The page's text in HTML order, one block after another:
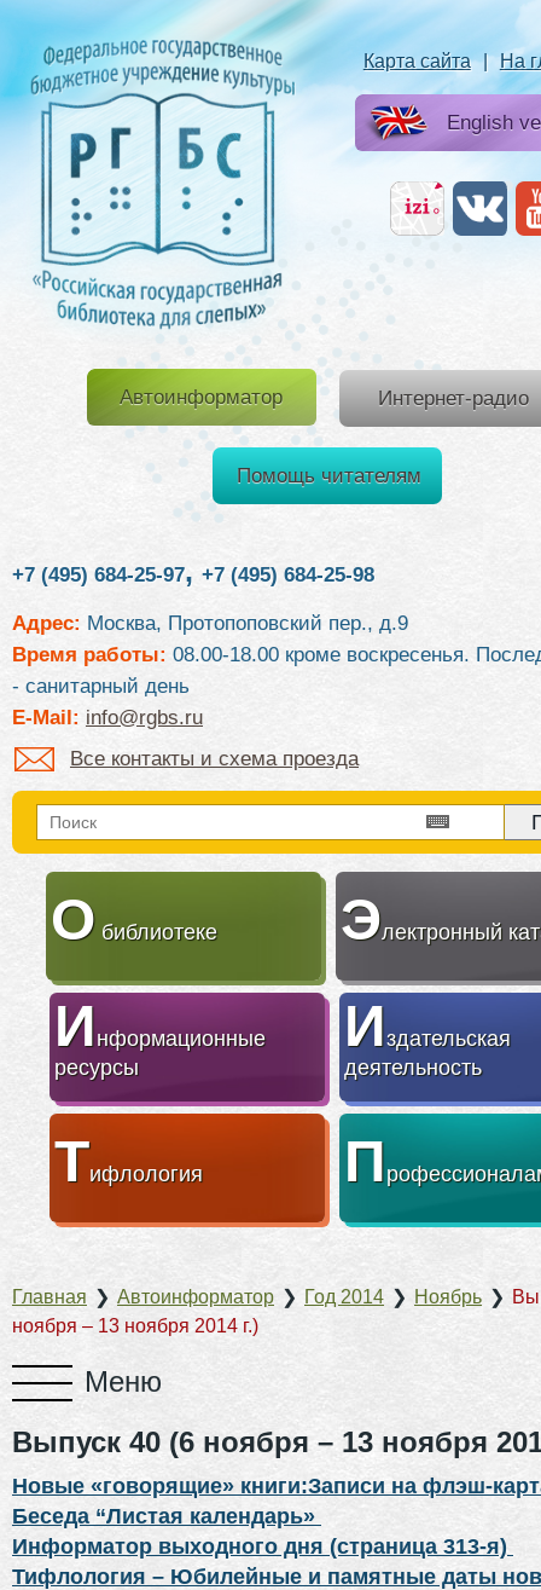
Карта сайта | На
English
Автоинформатор Интернет-радио
Помощь читателям
+7 (495) 684-25-97, +7 (495) 684-25-98
Адрес: Москва, Протопоповский пер., д.9
Время работы: 08.00-18.00 кроме воскресенья.
- санитарный день
E-Mail: info@rgbs.ru
Все контакты и схема проезда
О библиотеке Электронный
Информационные
ресурсы
Издательская
деятельность
Тифлология П
Главная ❯ Автоинформатор ❯ Год 2014 ❯ Ноябрь ❯
ноября – 13 ноября 2014 г.)
Выпуск 40 (6 ноября – 13 ноября
Новые «говорящие» книги:Записи на флэш-
Беседа “Листая календарь»
Информатор выходного дня (страница 313-я)
Тифлология – Юбилейные и памятные даты